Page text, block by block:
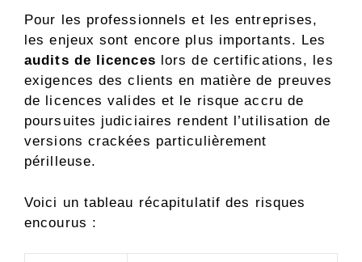
Pour les professionnels et les entreprises,
les enjeux sont encore plus importants. Les
audits de licences lors de certifications, les
exigences des clients en matière de preuves
de licences valides et le risque accru de
poursuites judiciaires rendent l’utilisation de
versions crackées particulièrement
périlleuse.
Voici un tableau récapitulatif des risques
encourus :